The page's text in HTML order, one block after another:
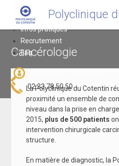
contenu
Polyclinique
avenue Thivet,
Infos pratiques
Recrutement
Faq
02 33 78 50 50
Cancérologie
La Polyclinique du Cotentin
proximité un ensemble de
niveau dans la prise en
2015, plus de 500 patients
intervention chirurgicale
structure.
En matière de diagnostic, la